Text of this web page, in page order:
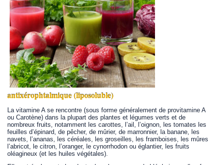
antixérophtalmique (liposoluble)
La vitamine A se rencontre (sous forme généralement de provitamine A
ou Carotène) dans la plupart des plantes et légumes verts et de
nombreux fruits, notamment les carottes, l’ail, l’oignon, les tomates les
feuilles d’épinard, de pêcher, de mûrier, de marronnier, la banane, les
navets, l’ananas, les céréales, les groseilles, les framboises, les mûres
l’abricot, le citron, l’oranger, le cynorrhodon ou églantier, les fruits
oléagineux (et les huiles végétales).